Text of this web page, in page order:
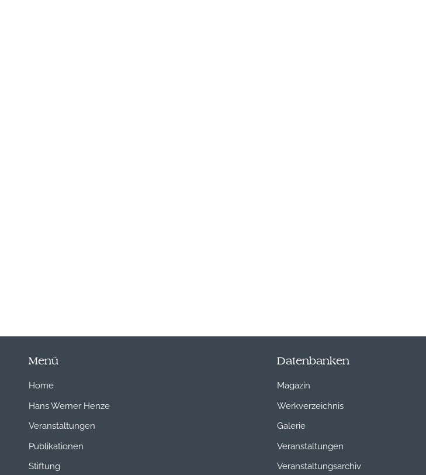
Menü
Home
Hans Werner Henze
Veranstaltungen
Publikationen
Stiftung
Datenbanken
Magazin
Werkverzeichnis
Galerie
Veranstaltungen
Veranstaltungsarchiv